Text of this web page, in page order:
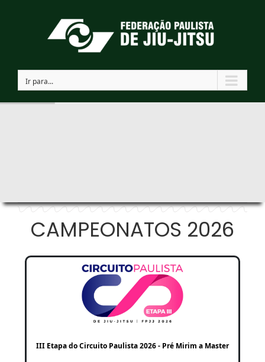
Ir para...
CAMPEONATOS 2026
III Etapa do Circuito Paulista 2026 - Pré Mirim a Master